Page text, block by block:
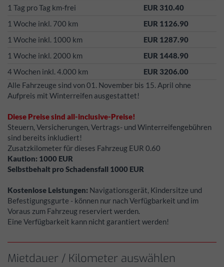
1 Tag pro Tag km-frei
EUR 310.40
1 Woche inkl. 700 km
EUR 1126.90
1 Woche inkl. 1000 km
EUR 1287.90
1 Woche inkl. 2000 km
EUR 1448.90
4 Wochen inkl. 4.000 km
EUR 3206.00
Alle Fahrzeuge sind von 01. November bis 15. April ohne
Aufpreis mit Winterreifen ausgestattet!
Diese Preise sind all-inclusive-Preise!
Steuern, Versicherungen, Vertrags- und Winterreifengebühren
sind bereits inkludiert!
Zusatzkilometer für dieses Fahrzeug EUR 0.60
Kaution: 1000 EUR
Selbstbehalt pro Schadensfall 1000 EUR
Kostenlose Leistungen: Navigationsgerät, Kindersitze und
Befestigungsgurte - können nur nach Verfügbarkeit und im
Voraus zum Fahrzeug reserviert werden.
Eine Verfügbarkeit kann nicht garantiert werden!
Mietdauer / Kilometer auswählen